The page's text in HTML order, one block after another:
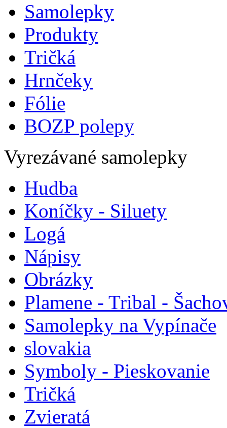
Samolepky
Produkty
Tričká
Hrnčeky
Fólie
BOZP polepy
Vyrezávané samolepky
Hudba
Koníčky - Siluety
Logá
Nápisy
Obrázky
Plamene - Tribal -
Samolepky na Vypínače
slovakia
Symboly - Pieskovanie
Tričká
Zvieratá